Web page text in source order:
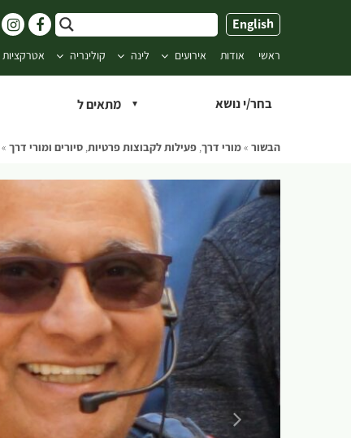
English
ראשי אודות אירועים לינה קולינריה אטרקציות
בחר/י נושא
הבשור »מורי דרך, פעילות לקבוצות פרטיות, סיורים ומורי דרך »